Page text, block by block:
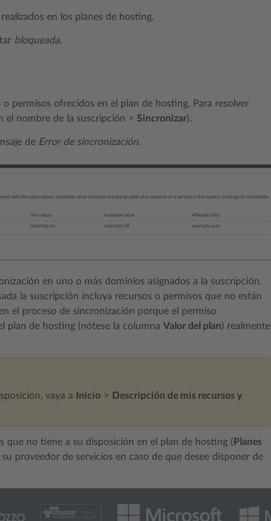
en los planes de hosting.
bloqueada.
permisos ofrecidos en el plan de hosting. Para resolver
el nombre de la suscripción > Sincronizar).
de Error de sincronización.
en uno o más dominios asignados a la suscripción.
la suscripción incluya recursos o permisos que no están
el proceso de sincronización porque el permiso
plan de hosting (nótese la columna Valor del plan) realmente
vaya a Inicio > Descripción de mis recursos y
que no tiene a su disposición en el plan de hosting ( Planes
proveedor de servicios en caso de que desee disponer de